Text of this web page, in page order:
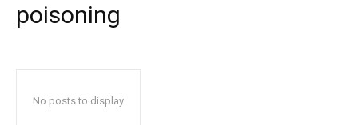
poisoning
No posts to display